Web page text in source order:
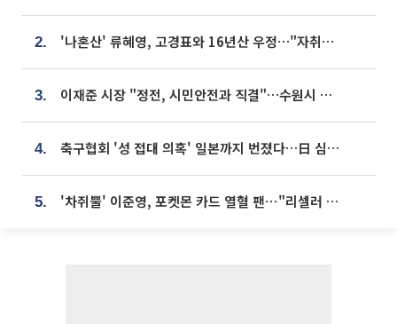
2. '나혼산' 류혜영, 고경표와 16년산 우정…"자취방서 부모님과 마주쳐"
3. 이재준 시장 "정전, 시민안전과 직결"…수원시 비상대응체계 가동
4. 축구협회 '성 접대 의혹' 일본까지 번졌다…日 심판 실명 공개
5. '차쥐뿔' 이준영, 포켓몬 카드 열혈 팬⋯"리셀러 처단할 것"